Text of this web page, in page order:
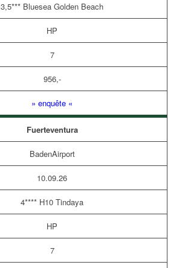
3,5*** Bluesea Golden Beach
HP
7
956,-
» enquête «
Fuerteventura
BadenAirport
10.09.26
4**** H10 Tindaya
HP
7